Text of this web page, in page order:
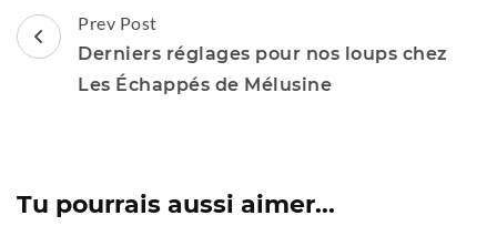
Post
Navigation
Prev Post
Derniers réglages pour nos loups chez
Les Échappés de Mélusine
Tu pourrais aussi aimer...